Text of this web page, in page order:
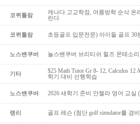
코퀴틀람
캐나다 고교학점, 여름방학 순삭 온
린다
코퀴틀람 초등골프 입문전문) 아이들 골프 30
노스밴쿠버 놀스밴쿠버 브리티쉬 힐즈 몬테소
기타
$25 Math Tutor Gr 8- 12, Calculus
학기 대비 선행학습
노스밴쿠버 2026 새학기 준비 안젤라 영어 교실
랭리 골프 레슨 (첨단 golf simulator를 겸